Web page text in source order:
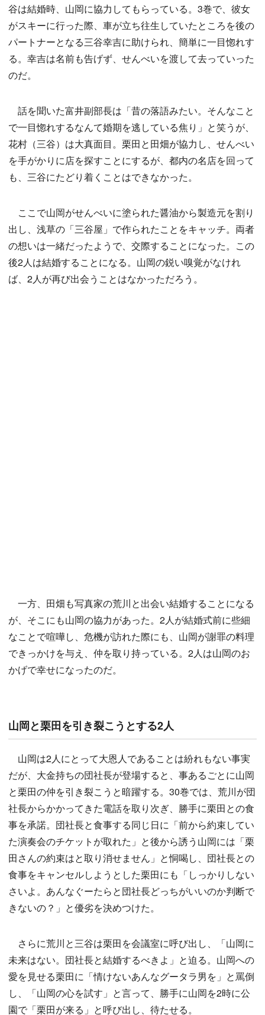
谷は結婚時、山岡に協力してもらっている。3巻で、彼女
がスキーに行った際、車が立ち往生していたところを後の
パートナーとなる三谷幸吉に助けられ、簡単に一目惚れす
る。幸吉は名前も告げず、せんべいを渡して去っていった
のだ。
話を聞いた富井副部長は「昔の落語みたい。そんなこと
で一目惚れするなんて婚期を逃している焦り」と笑うが、
花村（三谷）は大真面目。栗田と田畑が協力し、せんべい
を手がかりに店を探すことにするが、都内の名店を回って
も、三谷にたどり着くことはできなかった。
ここで山岡がせんべいに塗られた醤油から製造元を割り
出し、浅草の「三谷屋」で作られたことをキャッチ。両者
の想いは一緒だったようで、交際することになった。この
後2人は結婚することになる。山岡の鋭い嗅覚がなけれ
ば、2人が再び出会うことはなかっただろう。
一方、田畑も写真家の荒川と出会い結婚することになる
が、そこにも山岡の協力があった。2人が結婚式前に些細
なことで喧嘩し、危機が訪れた際にも、山岡が謝罪の料理
できっかけを与え、仲を取り持っている。2人は山岡のお
かげで幸せになったのだ。
山岡と栗田を引き裂こうとする2人
山岡は2人にとって大恩人であることは紛れもない事実
だが、大金持ちの団社長が登場すると、事あるごとに山岡
と栗田の仲を引き裂こうと暗躍する。30巻では、荒川が団
社長からかかってきた電話を取り次ぎ、勝手に栗田との食
事を承諾。団社長と食事する同じ日に「前から約束してい
た演奏会のチケットが取れた」と後から誘う山岡には「栗
田さんの約束はと取り消せません」と恫喝し、団社長との
食事をキャンセルしようとした栗田にも「しっかりしない
さいよ。あんなぐーたらと団社長どっちがいいのか判断で
きないの？」と優劣を決めつけた。
さらに荒川と三谷は栗田を会議室に呼び出し、「山岡に
未来はない。団社長と結婚するべきよ」と迫る。山岡への
愛を見せる栗田に「情けないあんなグータラ男を」と罵倒
し、「山岡の心を試す」と言って、勝手に山岡を2時に公
園で「栗田が来る」と呼び出し、待たせる。